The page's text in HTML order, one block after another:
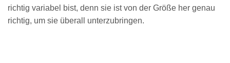
richtig variabel bist, denn sie ist von der Größe her genau
richtig, um sie überall unterzubringen.